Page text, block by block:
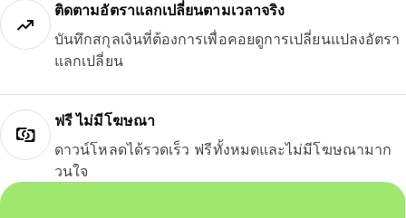
ติดตามอัตราแลกเปลี่ยนตามเวลาจริง
บันทึกสกุลเงินที่ต้องการเพื่อคอยดูการเปลี่ยนแปลงอัตรา
แลกเปลี่ยน
ฟรี ไม่มีโฆษณา
ดาวน์โหลดได้รวดเร็ว ฟรีทั้งหมดและไม่มีโฆษณามาก
วนใจ